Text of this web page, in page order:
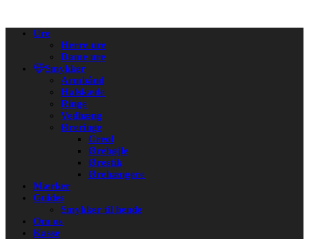
navigation
Ure
Herre ure
Dame ure
Smykker
Armbånd
Halskæde
Ringe
Vedhæng
Øreringe
Creol
Ørebøjle
Ørestik
Ørehængere
Mærker
Guides
Smykker til hende
Om os
Kasse